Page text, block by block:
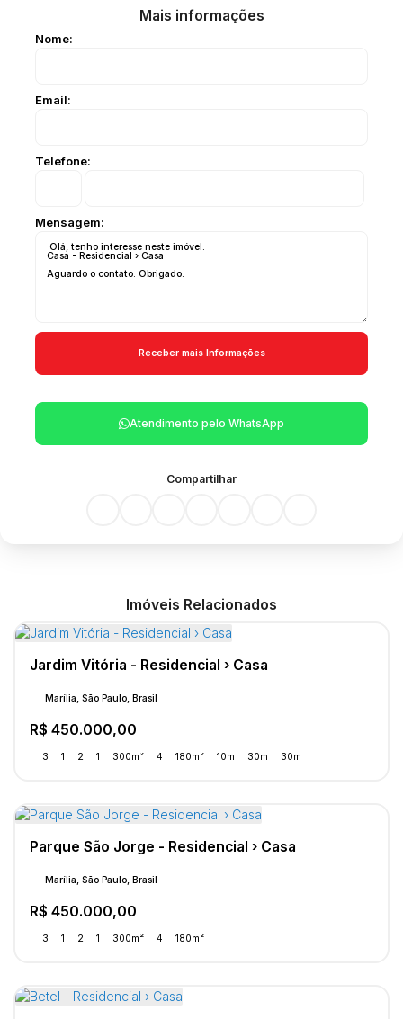
Piso Frio
Mais informações
Nome:
Email:
Telefone:
Mensagem:
Atendimento pelo WhatsApp
Compartilhar
Imóveis Relacionados
Jardim Vitória - Residencial › Casa
R$ 450.000,00
Marília, São Paulo, Brasil
3 1 2 1 300m² 4 180m² 10m 30m 30m
Parque São Jorge - Residencial › Casa
R$ 450.000,00
Marília, São Paulo, Brasil
3 1 2 1 300m² 4 180m²